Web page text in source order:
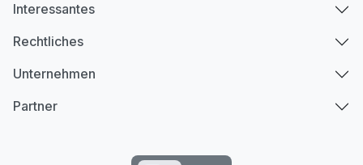
Interessantes
Rechtliches
Unternehmen
Partner